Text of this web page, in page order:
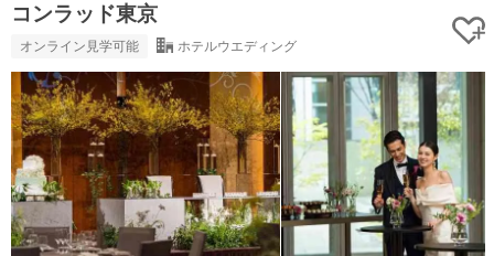
コンラッド東京
オンライン見学可能 ホテルウエディング